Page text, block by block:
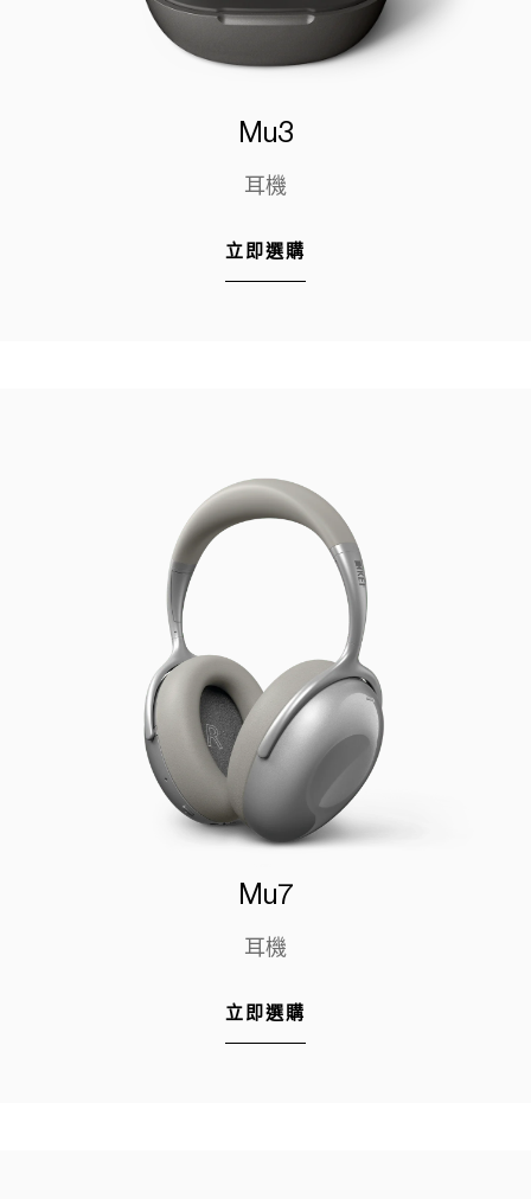
Mu3
耳機
立即選購
Mu7
耳機
立即選購